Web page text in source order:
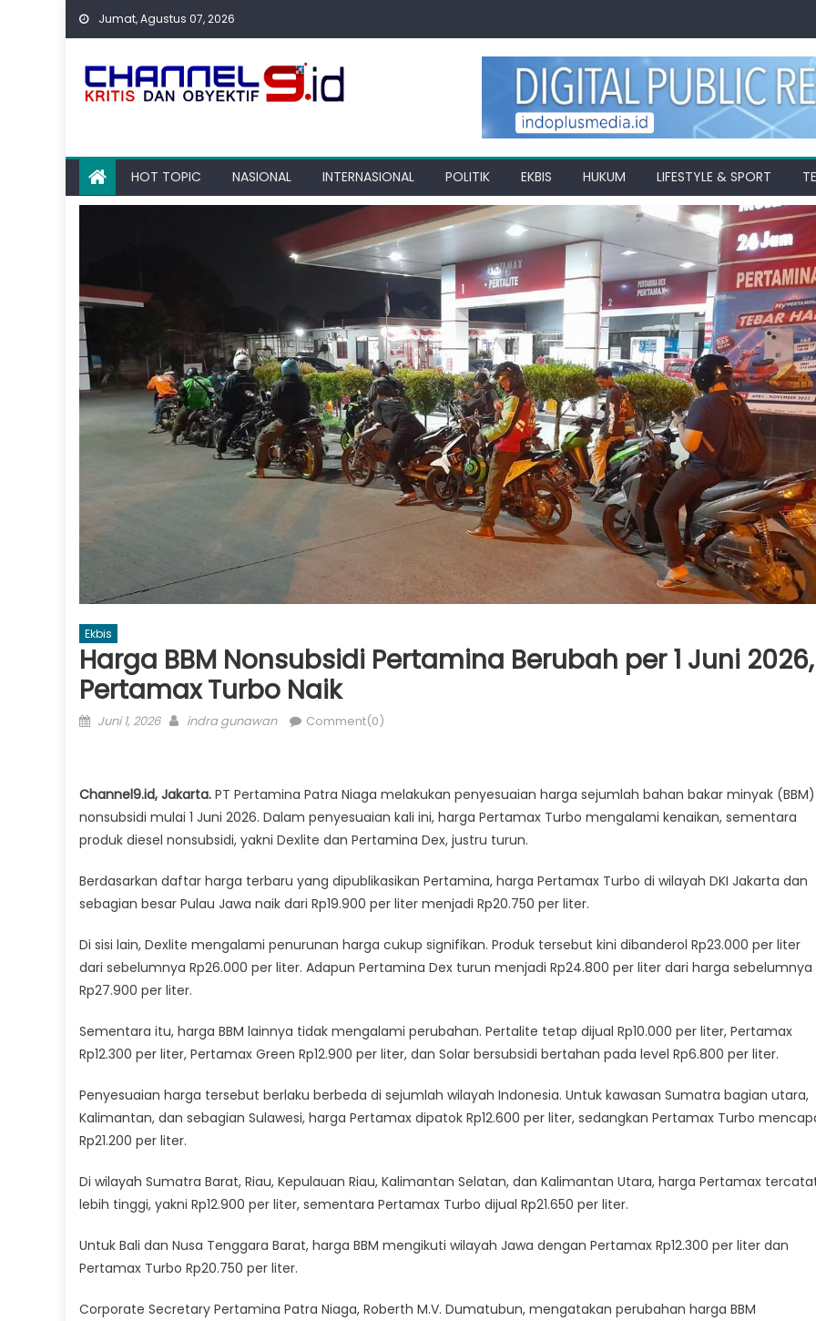
Skip
Jumat, Agustus 07, 2026
HOT TOPIC NASIONAL INTERNASIONAL POLITIK EKBIS HUKUM LIFESTYLE & SPORT
Ekbis
Harga BBM Nonsubsidi Pertamina Berubah per 1 Juni 2026,
Pertamax Turbo Naik
Posted
Juni 1, 2026 Author
indra gunawan Comment(0)
Channel9.id, Jakarta. PT Pertamina Patra Niaga melakukan penyesuaian harga sejumlah bahan bakar minyak (BBM)
nonsubsidi mulai 1 Juni 2026. Dalam penyesuaian kali ini, harga Pertamax Turbo mengalami kenaikan, sementara
produk diesel nonsubsidi, yakni Dexlite dan Pertamina Dex, justru turun.
Berdasarkan daftar harga terbaru yang dipublikasikan Pertamina, harga Pertamax Turbo di wilayah DKI Jakarta dan
sebagian besar Pulau Jawa naik dari Rp19.900 per liter menjadi Rp20.750 per liter.
Di sisi lain, Dexlite mengalami penurunan harga cukup signifikan. Produk tersebut kini dibanderol Rp23.000 per liter
dari sebelumnya Rp26.000 per liter. Adapun Pertamina Dex turun menjadi Rp24.800 per liter dari harga sebelumnya
Rp27.900 per liter.
Sementara itu, harga BBM lainnya tidak mengalami perubahan. Pertalite tetap dijual Rp10.000 per liter, Pertamax
Rp12.300 per liter, Pertamax Green Rp12.900 per liter, dan Solar bersubsidi bertahan pada level Rp6.800 per liter.
Penyesuaian harga tersebut berlaku berbeda di sejumlah wilayah Indonesia. Untuk kawasan Sumatra bagian utara,
Kalimantan, dan sebagian Sulawesi, harga Pertamax dipatok Rp12.600 per liter, sedangkan Pertamax Turbo
Rp21.200 per liter.
Di wilayah Sumatra Barat, Riau, Kepulauan Riau, Kalimantan Selatan, dan Kalimantan Utara, harga Pertamax
lebih tinggi, yakni Rp12.900 per liter, sementara Pertamax Turbo dijual Rp21.650 per liter.
Untuk Bali dan Nusa Tenggara Barat, harga BBM mengikuti wilayah Jawa dengan Pertamax Rp12.300 per liter dan
Pertamax Turbo Rp20.750 per liter.
Corporate Secretary Pertamina Patra Niaga, Roberth M.V. Dumatubun, mengatakan perubahan harga BBM